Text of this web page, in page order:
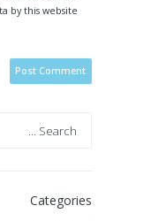
by this website.
Categories